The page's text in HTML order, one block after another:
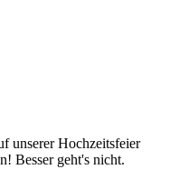
unserer Hochzeitsfeier
Besser geht's nicht.